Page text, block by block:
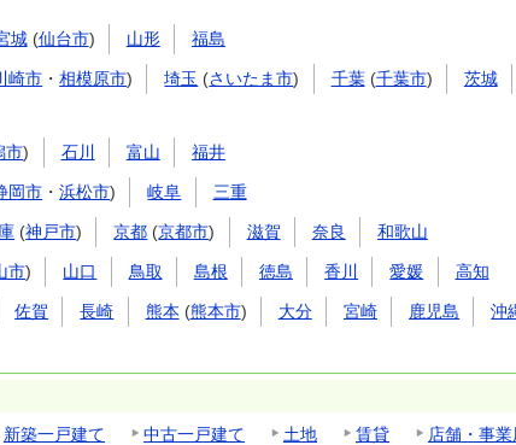
城(仙台市) 山形 福島
崎市 ・相模原市) 埼玉 (さいたま市) 千葉(千葉市) 茨城
市) 石川 富山 福井
岡市 ・浜松市) 岐阜 三重
(神戸市) 京都 (京都市) 滋賀 奈良 和歌山
市) 山口 鳥取 島根 徳島 香川 愛媛 高知
佐賀 長崎 熊本 (熊本市) 大分 宮崎 鹿児島 沖
新築一戸建て 中古一戸建て 土地 賃貸
店舗・事業